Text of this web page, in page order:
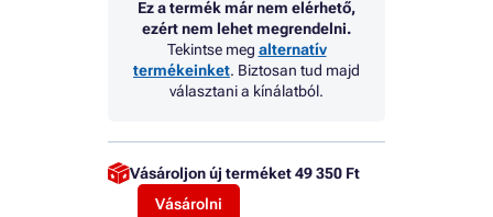
Ez a termék már nem elérhető,
ezért nem lehet megrendelni.
Tekintse meg alternatív
termékeinket. Biztosan tud majd
választani a kínálatból.
Vásároljon új terméket49 350 Ft
Vásárolni